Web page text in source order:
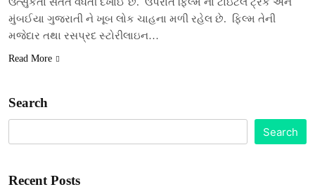
મુંબઈયા ગુજરાતી ને ખૂબ લોક ચાહના મળી રહેલ છે. ફિલ્મ તેની
મજેદાર તથા રસપ્રદ સ્ટોરીલાઇન…
Read More
Search
Search
Recent Posts